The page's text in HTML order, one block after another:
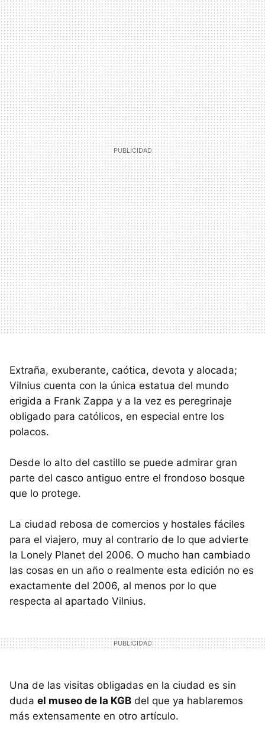
Extraña, exuberante, caótica, devota y alocada;
Vilnius cuenta con la única estatua del mundo
erigida a Frank Zappa y a la vez es peregrinaje
obligado para católicos, en especial entre los
polacos.
Desde lo alto del castillo se puede admirar gran
parte del casco antiguo entre el frondoso bosque
que lo protege.
La ciudad rebosa de comercios y hostales fáciles
para el viajero, muy al contrario de lo que advierte
la Lonely Planet del 2006. O mucho han cambiado
las cosas en un año o realmente esta edición no es
exactamente del 2006, al menos por lo que
respecta al apartado Vilnius.
Una de las visitas obligadas en la ciudad es sin
duda el museo de la KGB del que ya hablaremos
más extensamente en otro artículo.